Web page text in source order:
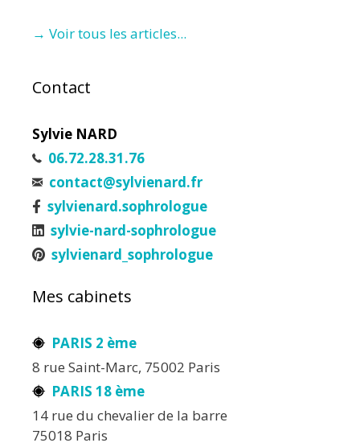
→ Voir tous les articles...
Contact
Sylvie NARD
06.72.28.31.76
contact@sylvienard.fr
sylvienard.sophrologue
sylvie-nard-sophrologue
sylvienard_sophrologue
Mes cabinets
PARIS 2 ème
8 rue Saint-Marc, 75002 Paris
PARIS 18 ème
14 rue du chevalier de la barre
75018 Paris